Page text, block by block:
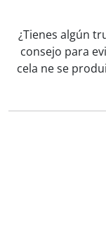
¿Tienes algún
consejo para
cela ne se